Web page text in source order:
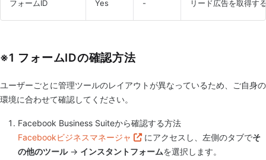
フォームID Yes - リード広告を取得す
※1 フォームIDの確認方法
ユーザーごとに管理ツールのレイアウトが異なっているため、ご自身の
環境に合わせて確認してください。
Facebook Business Suiteから確認する方法
Facebookビジネスマネージャ
にアクセスし、左側のタブでそ
の他のツール→ インスタントフォームを選択します。